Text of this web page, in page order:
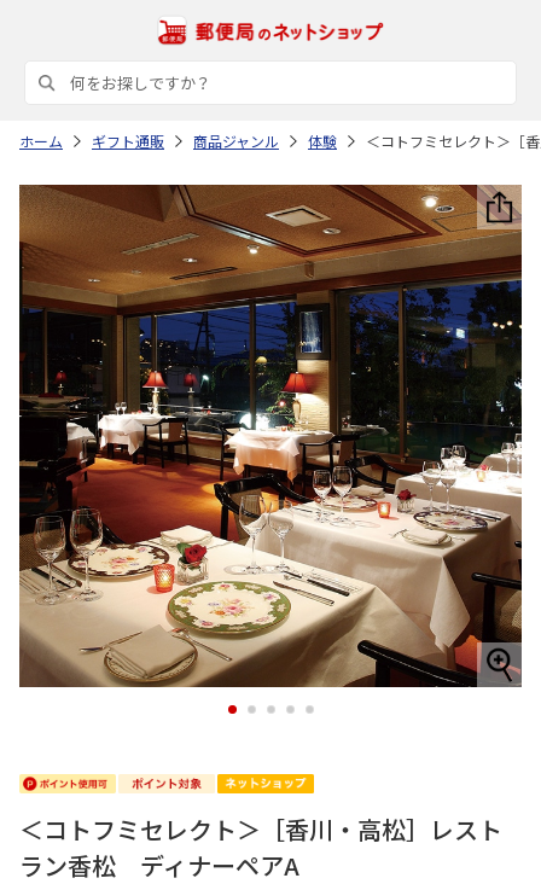
ホーム ギフト通販 商品ジャンル 体験 ＜コトフミセレクト＞［
1 2 3 4 5
＜コトフミセレクト＞［香川・高松］レスト
ラン香松 ディナーペアA